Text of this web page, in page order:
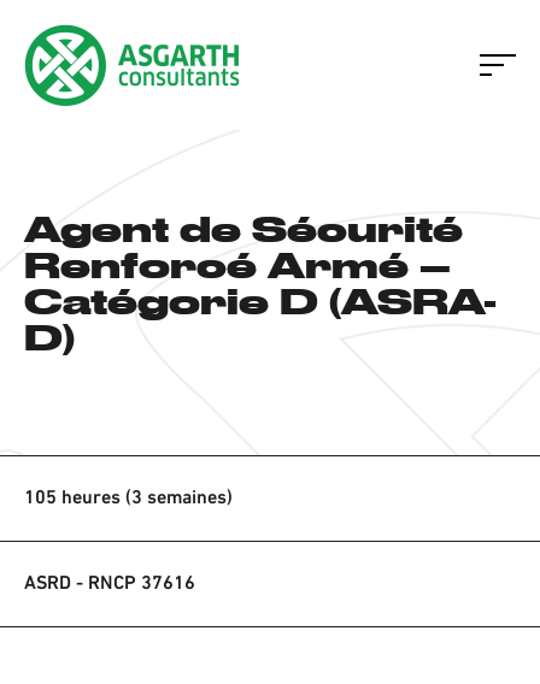
Agent de Sécurité
Renforcé Armé –
Catégorie D (ASRA-
D)
105 heures (3 semaines)
ASRD - RNCP 37616